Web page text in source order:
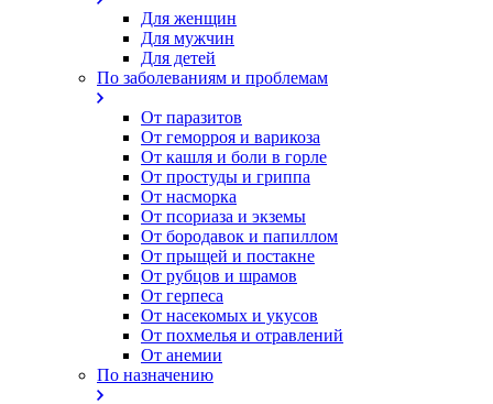
Для женщин
Для мужчин
Для детей
По заболеваниям и проблемам
От паразитов
Oт геморроя и варикоза
От кашля и боли в горле
От простуды и гриппа
От насморка
Oт псориаза и экземы
От бородавок и папиллом
От прыщей и постакне
От рубцов и шрамов
От герпеса
От насекомых и укусов
От похмелья и отравлений
От анемии
По назначению